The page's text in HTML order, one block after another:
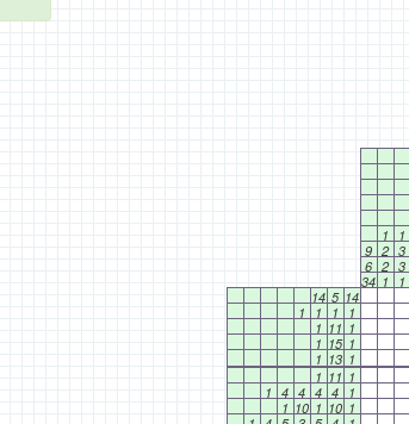
1
1
9 2 3
6 2 3
34 1 1
14 5 14
1
1 1
1
1 11 1
1 15 1
1 13 1
1 11 1
1 4 4 4 4
1
1 10 1 10 1